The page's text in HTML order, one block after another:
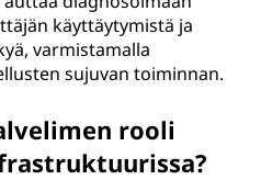
käyttäytymistä ja
varmistamalla
sujuvan toiminnan.
rooli